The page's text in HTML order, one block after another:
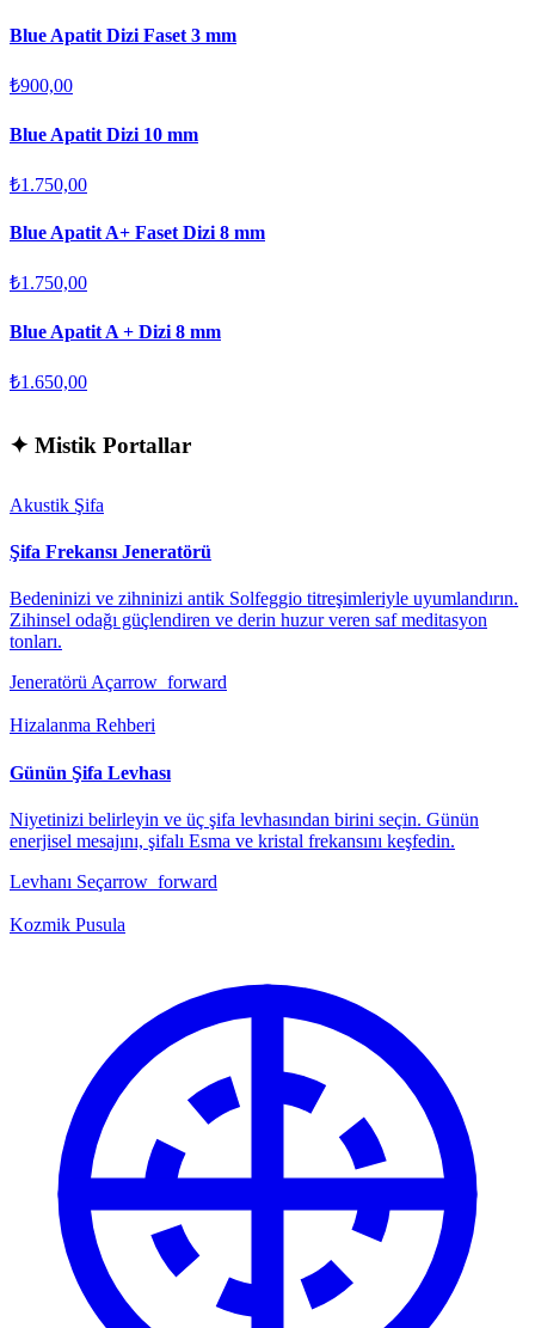
Blue Apatit Dizi Faset 3 mm
₺900,00
Blue Apatit Dizi 10 mm
₺1.750,00
Blue Apatit A+ Faset Dizi 8 mm
₺1.750,00
Blue Apatit A + Dizi 8 mm
₺1.650,00
✦ Mistik Portallar
Akustik Şifa
Şifa Frekansı Jeneratörü
Bedeninizi ve zihninizi antik Solfeggio titreşimleriyle uyumlandırın.
Zihinsel odağı güçlendiren ve derin huzur veren saf meditasyon
tonları.
Jeneratörü Açarrow_forward
Hizalanma Rehberi
Günün Şifa Levhası
Niyetinizi belirleyin ve üç şifa levhasından birini seçin. Günün
enerjisel mesajını, şifalı Esma ve kristal frekansını keşfedin.
Levhanı Seçarrow_forward
Kozmik Pusula